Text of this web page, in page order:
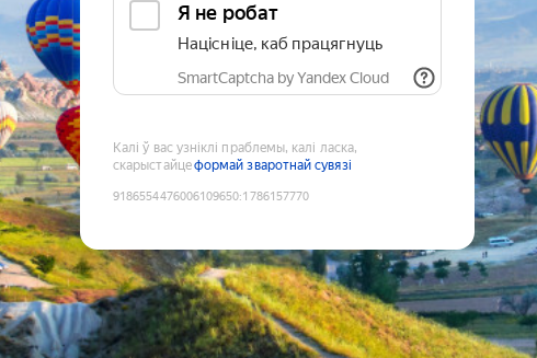
Я не робат
Націсніце, каб працягнуць
SmartCaptcha by Yandex Cloud
Калі ў вас узніклі праблемы, калі ласка,
скарыстайцеформай зваротнай сувязі
9186554476006109650:1786157770